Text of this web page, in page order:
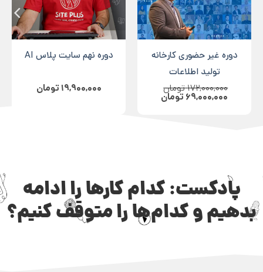
دوره غیر حضوری کارخانه
تولید اطلاعات
۱۷۲,۰۰۰,۰۰۰تومان
۶۹,۰۰۰,۰۰۰ تومان
دوره نهم سایت پلاس AI
۱۹,۹۰۰,۰۰۰ تومان
پادکست: کدام کارها را ادامه
بدهیم و کدام‌ها را متوقف کنیم؟